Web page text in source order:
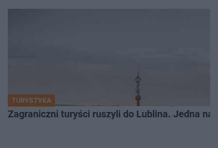
TURYSTYKA
Zagraniczni turyści ruszyli do Lublina. Jedna